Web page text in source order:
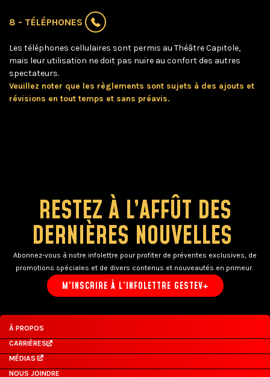
8 - TÉLÉPHONES
Les téléphones cellulaires sont permis au Théâtre Capitole,
mais leur utilisation ne doit pas nuire au confort des autres
spectateurs.
Veuillez noter que les règlements sont sujets à des ajouts et
révisions en tout temps et sans préavis.
RESTEZ À L’AFFÛT DES
DERNIÈRES NOUVELLES
Abonnez-vous à notre infolettre pour profiter de préventes exclusives, de
promotions spéciales et de divers contenus et nouveautés en primeur.
M’INSCRIRE À L’INFOLETTRE GESTEV+
À PROPOS
CARRIÈRES
MÉDIAS
NOUS JOINDRE